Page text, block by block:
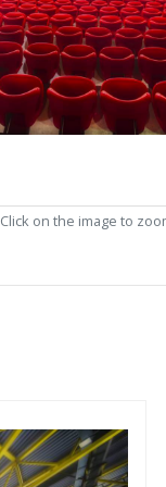
Click on the image to